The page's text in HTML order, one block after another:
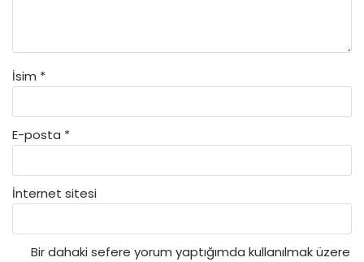
İsim *
E-posta *
İnternet sitesi
Bir dahaki sefere yorum yaptığımda kullanılmak üzere